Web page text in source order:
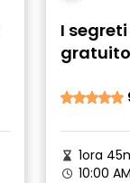
I
1ora
10:00 AM